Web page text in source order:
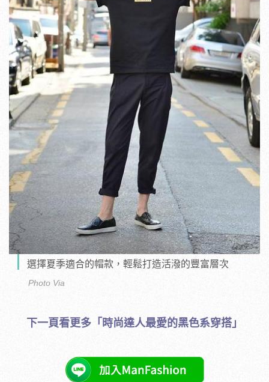
選擇夏季適合的帽款，輕鬆打造活潑的豐富層次
Photo Via
下一頁看更多「時尚達人最愛的黑色系穿搭」